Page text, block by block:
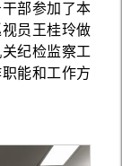
部参加了本
员王桂玲做
纪检监察工
能和工作方